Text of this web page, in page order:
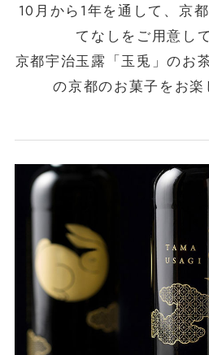
10月から1年を通して、京
てなしをご用意し
京都宇治玉露「玉兎」のお
の京都のお菓子をお楽